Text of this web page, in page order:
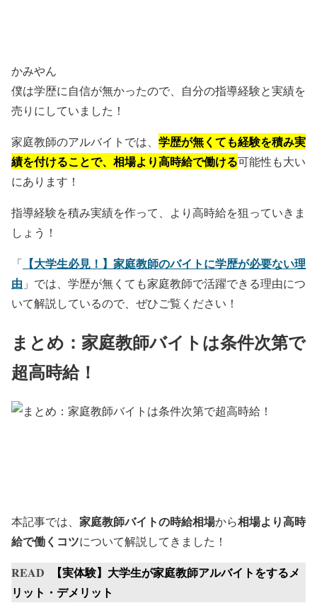
かみやん
僕は学歴に自信が無かったので、自分の指導経験と実績を
売りにしていました！
家庭教師のアルバイトでは、 学歴が無くても経験を積み実
績を付けることで、相場より高時給で働ける可能性も大い
にあります！
指導経験を積み実績を作って、より高時給を狙っていきま
しょう！
「 【大学生必見！】家庭教師のバイトに学歴が必要ない理
由 」では、学歴が無くても家庭教師で活躍できる理由につ
いて解説しているので、ぜひご覧ください！
まとめ：家庭教師バイトは条件次第で
超高時給！
本記事では、 家庭教師バイトの時給相場から相場より高時
給で働くコツについて解説してきました！
READ
【実体験】大学生が家庭教師アルバイトをするメ
リット・デメリット